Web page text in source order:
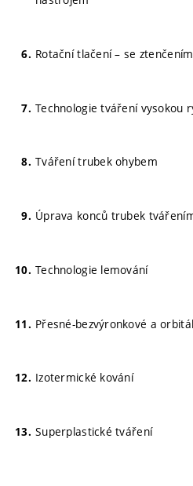
Rotační tlačení – se
Technologie tváření vysokou
Tváření trubek ohybem
Úprava konců trubek
Technologie lemování
Přesné-bezvýronkové a
Izotermické kování
Superplastické tváření